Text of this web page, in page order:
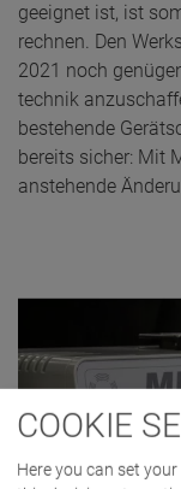
geeignet ist, ist
rechnen. Den
2021 noch
technik
bestehende
bereits sicher: Mit
anstehende
COOKIE
Here you can set